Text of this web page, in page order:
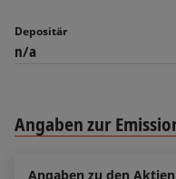
Depositär
n/a
Angaben zur
Angaben zu den Aktien